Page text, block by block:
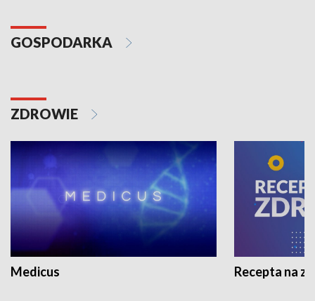
GOSPODARKA
ZDROWIE
Medicus Recepta na